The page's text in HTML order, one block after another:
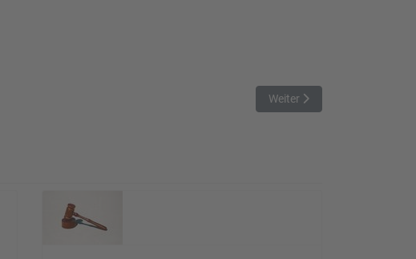
Nächster Beitrag: Sieg in
Weiter